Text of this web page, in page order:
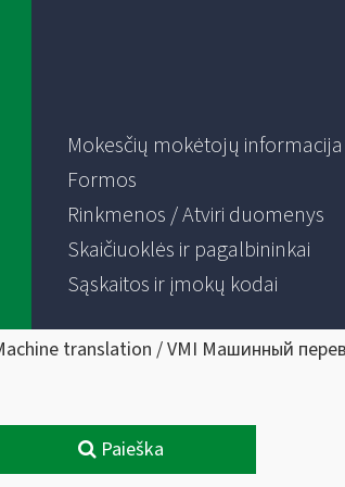
Mokesčių mokėtojų informacija
Formos
Rinkmenos / Atviri duomenys
Skaičiuoklės ir pagalbininkai
Sąskaitos ir įmokų kodai
translation / VMI Машинный
Paieška